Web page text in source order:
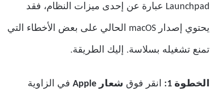
Launchpad عبارة عن إحدى ميزات النظام، فقد
يحتوي إصدار macOS الحالي على بعض الأخطاء التي
تمنع تشغيله بسلاسة. إليك الطريقة.
الخطوة 1: انقر فوق شعار Apple في الزاوية